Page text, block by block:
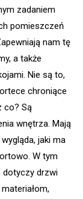
zadaniem
pomieszczeń
nam tę
a także
Nie są to,
chroniące
co? Są
wnętrza. Mają
jaki ma
W tym
dotyczy drzwi